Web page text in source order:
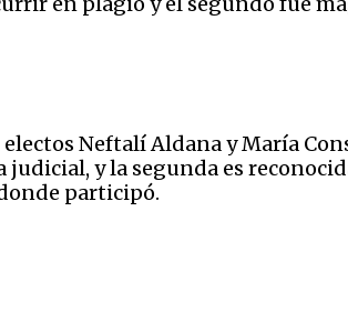
Neftalí Aldana y María
y la segunda es
participó.